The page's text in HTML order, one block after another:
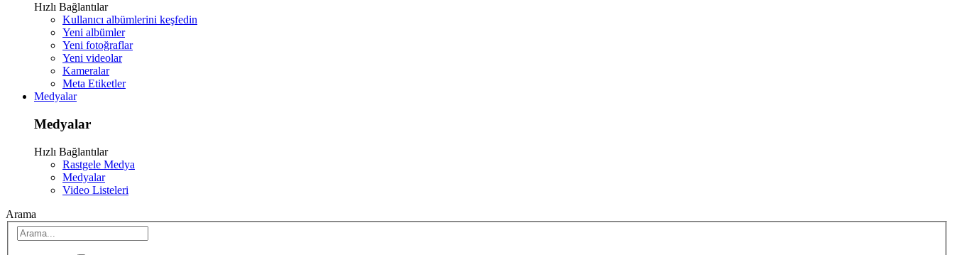
Hızlı Bağlantılar
Kullanıcı albümlerini keşfedin
Yeni albümler
Yeni fotoğraflar
Yeni videolar
Kameralar
Meta Etiketler
Medyalar
Medyalar
Hızlı Bağlantılar
Rastgele Medya
Medyalar
Video Listeleri
Arama